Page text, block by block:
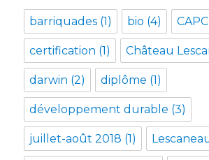
barriquades (1) bio (4) CAPC
certification (1) Château
darwin (2) diplôme (1)
développement durable (3)
juillet-août 2018 (1)